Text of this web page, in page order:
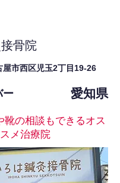
骨院
屋市西区児玉2丁目19-26
ー 愛知県
靴の相談もできるオス
スメ治療院